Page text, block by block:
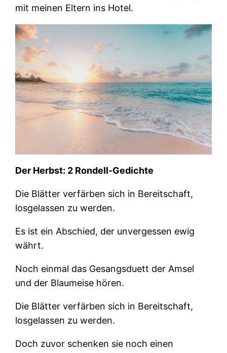
mit meinen Eltern ins Hotel.
Der Herbst: 2 Rondell-Gedichte
Die Blätter verfärben sich in Bereitschaft,
losgelassen zu werden.
Es ist ein Abschied, der unvergessen ewig
währt.
Noch einmal das Gesangsduett der Amsel
und der Blaumeise hören.
Die Blätter verfärben sich in Bereitschaft,
losgelassen zu werden.
Doch zuvor schenken sie noch einen